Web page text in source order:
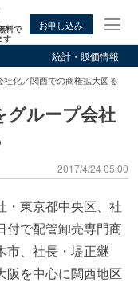
料で
す
お申し込み
統計・販価情報
化／関西での商権拡大図る
グループ会社
2017/4/24 05:00
東京都中央区、社
付で配管卸売専門商
市、社長・堤正継
阪を中心に関西地区